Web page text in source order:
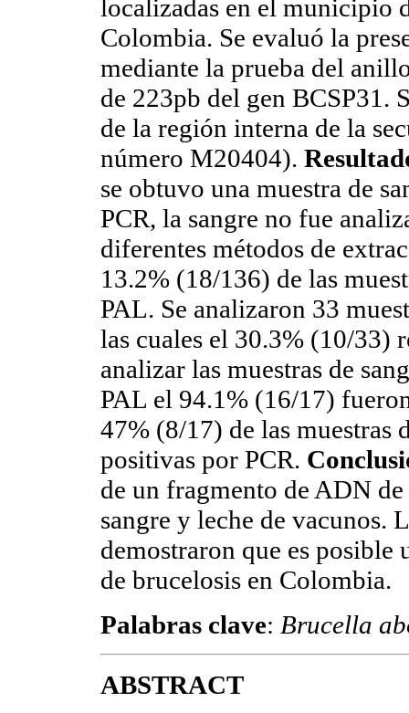
localizadas en el municipio
Colombia. Se evaluó la
mediante la prueba del
de 223pb del gen BCSP31.
de la región interna de la
número M20404).
se obtuvo una muestra de
PCR, la sangre no fue
diferentes métodos de
13.2% (18/136) de las
PAL. Se analizaron 33
las cuales el 30.3% (10/33)
analizar las muestras de
PAL el 94.1% (16/17)
47% (8/17) de las muestras
positivas por PCR.
de un fragmento de ADN de
sangre y leche de vacunos.
demostraron que es posible
de brucelosis en Colombia.
Palabras clave: Brucella
ABSTRACT